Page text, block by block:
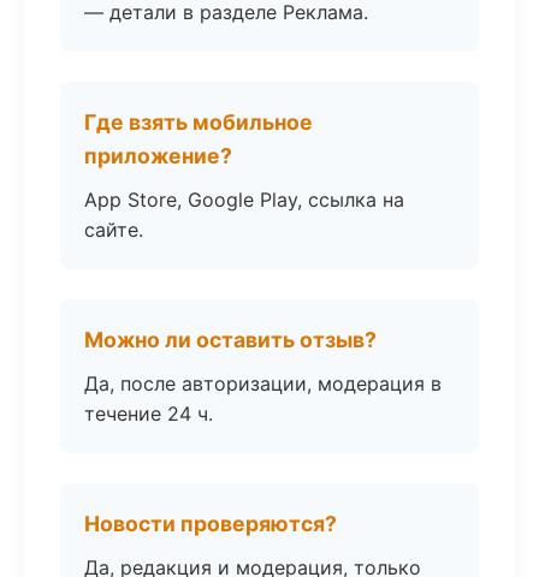
— детали в разделе Реклама.
Где взять мобильное
приложение?
App Store, Google Play, ссылка на
сайте.
Можно ли оставить отзыв?
Да, после авторизации, модерация в
течение 24 ч.
Новости проверяются?
Да, редакция и модерация, только